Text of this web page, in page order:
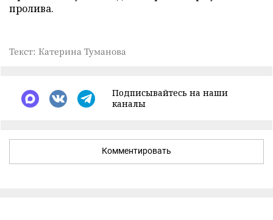
пролива.
Текст: Катерина Туманова
Подписывайтесь на наши
каналы
Комментировать